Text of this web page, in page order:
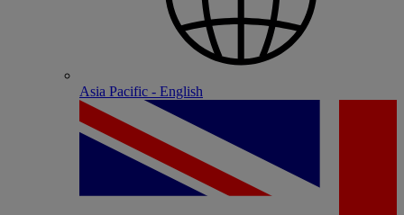
Asia Pacific - English